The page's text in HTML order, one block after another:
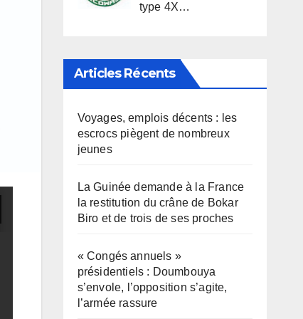
type 4X…
Articles Récents
Voyages, emplois décents : les
escrocs piègent de nombreux
jeunes
La Guinée demande à la France
la restitution du crâne de Bokar
Biro et de trois de ses proches
« Congés annuels »
présidentiels : Doumbouya
s’envole, l’opposition s’agite,
l’armée rassure